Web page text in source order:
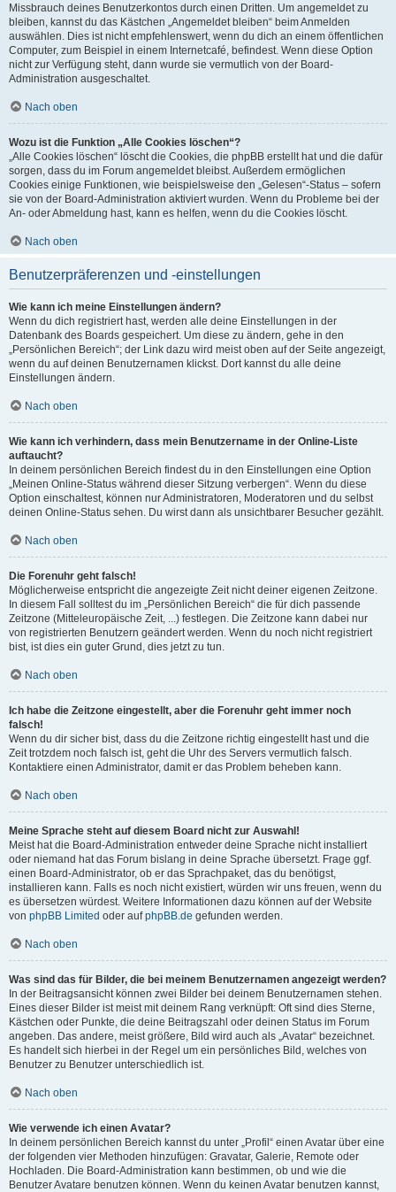
Missbrauch deines Benutzerkontos durch einen Dritten. Um angemeldet zu
bleiben, kannst du das Kästchen „Angemeldet bleiben“ beim Anmelden
auswählen. Dies ist nicht empfehlenswert, wenn du dich an einem öffentlichen
Computer, zum Beispiel in einem Internetcafé, befindest. Wenn diese Option
nicht zur Verfügung steht, dann wurde sie vermutlich von der Board-
Administration ausgeschaltet.
Nach oben
Wozu ist die Funktion „Alle Cookies löschen“?
„Alle Cookies löschen“ löscht die Cookies, die phpBB erstellt hat und die dafür
sorgen, dass du im Forum angemeldet bleibst. Außerdem ermöglichen
Cookies einige Funktionen, wie beispielsweise den „Gelesen“-Status – sofern
sie von der Board-Administration aktiviert wurden. Wenn du Probleme bei der
An- oder Abmeldung hast, kann es helfen, wenn du die Cookies löscht.
Nach oben
Benutzerpräferenzen und -einstellungen
Wie kann ich meine Einstellungen ändern?
Wenn du dich registriert hast, werden alle deine Einstellungen in der
Datenbank des Boards gespeichert. Um diese zu ändern, gehe in den
„Persönlichen Bereich“; der Link dazu wird meist oben auf der Seite angezeigt,
wenn du auf deinen Benutzernamen klickst. Dort kannst du alle deine
Einstellungen ändern.
Nach oben
Wie kann ich verhindern, dass mein Benutzername in der Online-Liste
auftaucht?
In deinem persönlichen Bereich findest du in den Einstellungen eine Option
„Meinen Online-Status während dieser Sitzung verbergen“. Wenn du diese
Option einschaltest, können nur Administratoren, Moderatoren und du selbst
deinen Online-Status sehen. Du wirst dann als unsichtbarer Besucher gezählt.
Nach oben
Die Forenuhr geht falsch!
Möglicherweise entspricht die angezeigte Zeit nicht deiner eigenen Zeitzone.
In diesem Fall solltest du im „Persönlichen Bereich“ die für dich passende
Zeitzone (Mitteleuropäische Zeit, ...) festlegen. Die Zeitzone kann dabei nur
von registrierten Benutzern geändert werden. Wenn du noch nicht registriert
bist, ist dies ein guter Grund, dies jetzt zu tun.
Nach oben
Ich habe die Zeitzone eingestellt, aber die Forenuhr geht immer noch
falsch!
Wenn du dir sicher bist, dass du die Zeitzone richtig eingestellt hast und die
Zeit trotzdem noch falsch ist, geht die Uhr des Servers vermutlich falsch.
Kontaktiere einen Administrator, damit er das Problem beheben kann.
Nach oben
Meine Sprache steht auf diesem Board nicht zur Auswahl!
Meist hat die Board-Administration entweder deine Sprache nicht installiert
oder niemand hat das Forum bislang in deine Sprache übersetzt. Frage ggf.
einen Board-Administrator, ob er das Sprachpaket, das du benötigst,
installieren kann. Falls es noch nicht existiert, würden wir uns freuen, wenn du
es übersetzen würdest. Weitere Informationen dazu können auf der Website
von phpBB Limited oder aufphpBB.de gefunden werden.
Nach oben
Was sind das für Bilder, die bei meinem Benutzernamen angezeigt werden?
In der Beitragsansicht können zwei Bilder bei deinem Benutzernamen stehen.
Eines dieser Bilder ist meist mit deinem Rang verknüpft: Oft sind dies Sterne,
Kästchen oder Punkte, die deine Beitragszahl oder deinen Status im Forum
angeben. Das andere, meist größere, Bild wird auch als „Avatar“ bezeichnet.
Es handelt sich hierbei in der Regel um ein persönliches Bild, welches von
Benutzer zu Benutzer unterschiedlich ist.
Nach oben
Wie verwende ich einen Avatar?
In deinem persönlichen Bereich kannst du unter „Profil“ einen Avatar über eine
der folgenden vier Methoden hinzufügen: Gravatar, Galerie, Remote oder
Hochladen. Die Board-Administration kann bestimmen, ob und wie die
Benutzer Avatare benutzen können. Wenn du keinen Avatar benutzen kannst,